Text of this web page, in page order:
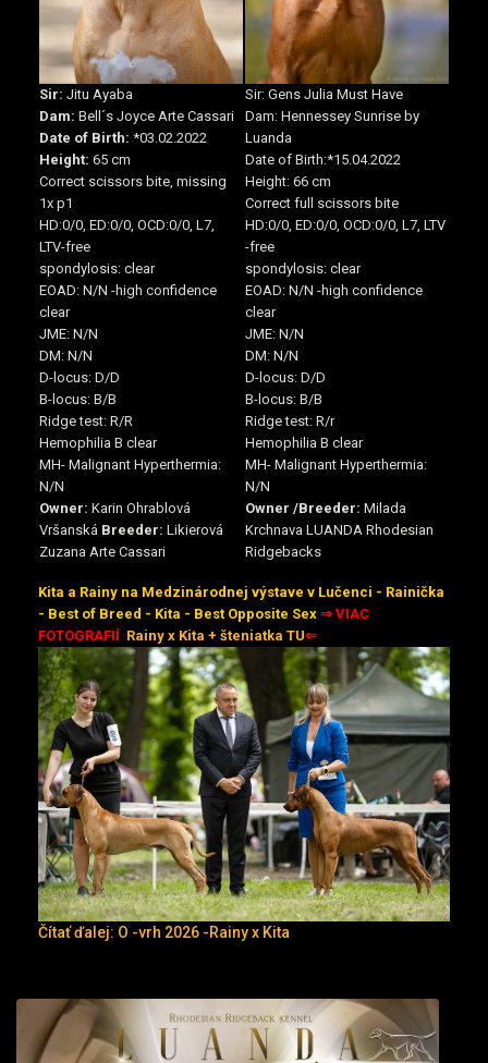
Sir: Jitu Ayaba
Dam: Bell´s Joyce Arte Cassari
Date of Birth: *03.02.2022
Height: 65 cm
Correct scissors bite, missing
1x p1
HD:0/0, ED:0/0, OCD:0/0, L7,
LTV-free
spondylosis: clear
EOAD: N/N -high confidence
clear
JME: N/N
DM: N/N
D-locus: D/D
B-locus: B/B
Ridge test: R/R
Hemophilia B clear
MH- Malignant Hyperthermia:
N/N
Owner: Karin Ohrablová
Vršanská Breeder: Likierová
Zuzana Arte Cassari
Sir: Gens Julia Must Have
Dam: Hennessey Sunrise by
Luanda
Date of Birth:*15.04.2022
Height: 66 cm
Correct full scissors bite
HD:0/0, ED:0/0, OCD:0/0, L7, LTV
-free
spondylosis: clear
EOAD: N/N -high confidence
clear
JME: N/N
DM: N/N
D-locus: D/D
B-locus: B/B
Ridge test: R/r
Hemophilia B clear
MH- Malignant Hyperthermia:
N/N
Owner /Breeder: Milada
Krchnava LUANDA Rhodesian
Ridgebacks
Kita a Rainy na Medzinárodnej výstave v Lučenci - Rainička
- Best of Breed - Kita - Best Opposite Sex ⇒ VIAC
FOTOGRAFIÍ Rainy x Kita + šteniatka TU⇐
Čítať ďalej: O -vrh 2026 -Rainy x Kita